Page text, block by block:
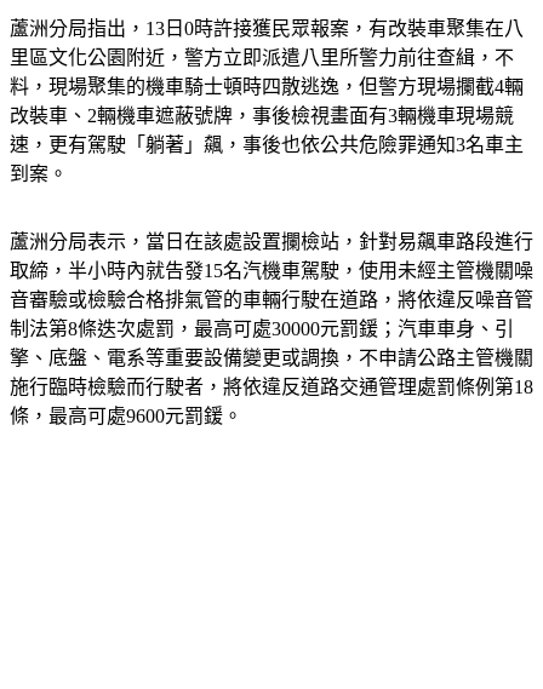
蘆洲分局指出，13日0時許接獲民眾報案，有改裝車聚集在八
里區文化公園附近，警方立即派遣八里所警力前往查緝，不
料，現場聚集的機車騎士頓時四散逃逸，但警方現場攔截4輛
改裝車、2輛機車遮蔽號牌，事後檢視畫面有3輛機車現場競
速，更有駕駛「躺著」飆，事後也依公共危險罪通知3名車主
蘆洲分局表示，當日在該處設置攔檢站，針對易飆車路段進行
取締，半小時內就告發15名汽機車駕駛，使用未經主管機關噪
音審驗或檢驗合格排氣管的車輛行駛在道路，將依違反噪音管
制法第8條迭次處罰，最高可處30000元罰鍰；汽車車身、引
擎、底盤、電系等重要設備變更或調換，不申請公路主管機關
施行臨時檢驗而行駛者，將依違反道路交通管理處罰條例第18